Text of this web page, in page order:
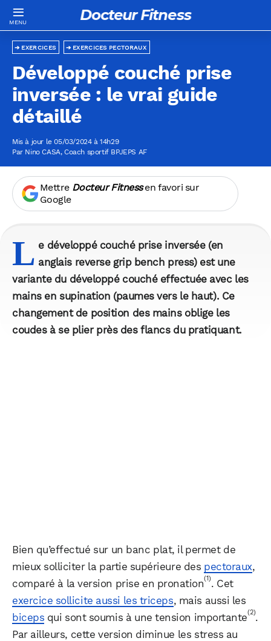
Docteur Fitness
EXERCICES PECTORAUX
EXERCICES
Développé couché prise
inversée : le vrai guide
détaillé
Mis à jour le 05/03/2024 à 14h29
Par Nino CASA, Coach sportif BPJEPS AF
Mettre Docteur Fitnessen favori sur
Google
L e développé couché prise inversée(en
anglais reverse grip bench press) est une
variante du développé couché effectuée avec les
mains en supination (paumes vers le haut). Ce
changement de position des mains oblige les
coudes à se plier près des flancs du pratiquant.
Bien qu’effectué sur un banc plat, il permet de
mieux solliciter la partie supérieure des pectoraux,
comparé à la version prise en pronation(1). Cet
exercice sollicite aussi les triceps, mais aussi les
biceps qui sont soumis à une tension importante(2).
Par ailleurs, cette version diminue les stress au